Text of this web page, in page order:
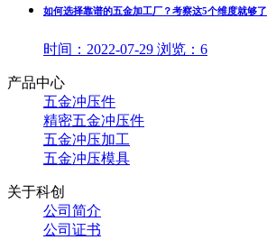
如何选择靠谱的五金加工厂？考察这5个维度就够了
时间： 2022-07-29 浏览： 6
产品中心
五金冲压件
精密五金冲压件
五金冲压加工
五金冲压模具
关于科创
公司简介
公司证书